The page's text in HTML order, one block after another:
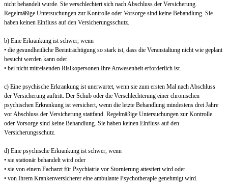
nicht behandelt wurde. Sie verschlechtert sich nach Abschluss der Versicherung.
Regelmäßige Untersuchungen zur Kontrolle oder Vorsorge sind keine Behandlung. Sie
haben keinen Einfluss auf den Versicherungsschutz.
b) Eine Erkrankung ist schwer, wenn
• die gesundheitliche Beeinträchtigung so stark ist, dass die Veranstaltung nicht wie geplant
besucht werden kann oder
• bei nicht mitreisenden Risikopersonen Ihre Anwesenheit erforderlich ist.
c) Eine psychische Erkrankung ist unerwartet, wenn sie zum ersten Mal nach Abschluss
der Versicherung auftritt. Der Schub oder die Verschlechterung einer chronischen
psychischen Erkrankung ist versichert, wenn die letzte Behandlung mindestens drei Jahre
vor Abschluss der Versicherung stattfand. Regelmäßige Untersuchungen zur Kontrolle
oder Vorsorge sind keine Behandlung. Sie haben keinen Einfluss auf den
Versicherungsschutz.
d) Eine psychische Erkrankung ist schwer, wenn
• sie stationär behandelt wird oder
• sie von einem Facharzt für Psychiatrie vor Stornierung attestiert wird oder
• von Ihrem Krankenversicherer eine ambulante Psychotherapie genehmigt wird.